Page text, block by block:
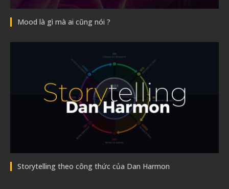
Mood là gì mà ai cũng nói ?
Storytelling theo công thức của Dan Harmon